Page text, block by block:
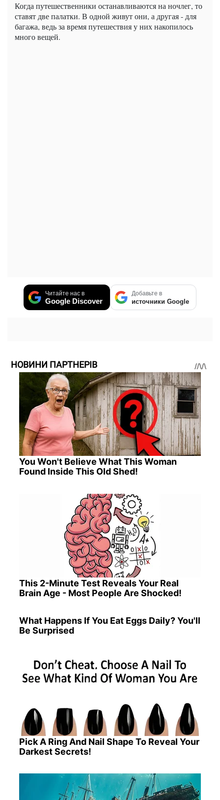
Когда путешественники останавливаются на ночлег, то
ставят две палатки. В одной живут они, а другая - для
багажа, ведь за время путешествия у них накопилось
много вещей.
Читайте нас в
Google Discover
Добавьте в
источники Google
НОВИНИ ПАРТНЕРІВ
You Won't Believe What This Woman
Found Inside This Old Shed!
This 2-Minute Test Reveals Your Real
Brain Age - Most People Are Shocked!
What Happens If You Eat Eggs Daily? You'll
Be Surprised
Pick A Ring And Nail Shape To Reveal Your
Darkest Secrets!